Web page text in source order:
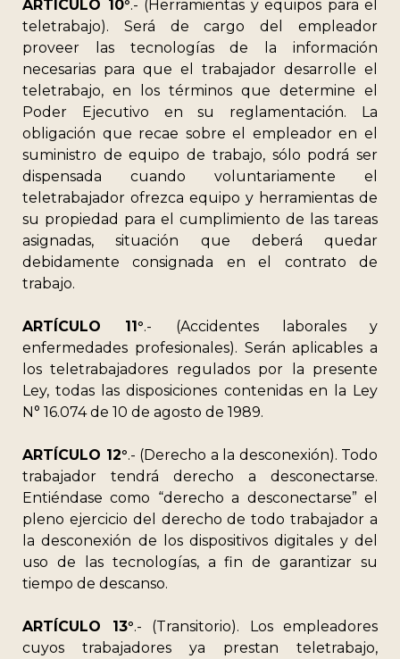
ARTÍCULO 10°.- (Herramientas y equipos para el
teletrabajo). Será de cargo del empleador
proveer las tecnologías de la información
necesarias para que el trabajador desarrolle el
teletrabajo, en los términos que determine el
Poder Ejecutivo en su reglamentación. La
obligación que recae sobre el empleador en el
suministro de equipo de trabajo, sólo podrá ser
dispensada cuando voluntariamente el
teletrabajador ofrezca equipo y herramientas de
su propiedad para el cumplimiento de las tareas
asignadas, situación que deberá quedar
debidamente consignada en el contrato de
trabajo.
ARTÍCULO 11°.- (Accidentes laborales y
enfermedades profesionales). Serán aplicables a
los teletrabajadores regulados por la presente
Ley, todas las disposiciones contenidas en la Ley
N° 16.074 de 10 de agosto de 1989.
ARTÍCULO 12°.- (Derecho a la desconexión). Todo
trabajador tendrá derecho a desconectarse.
Entiéndase como “derecho a desconectarse” el
pleno ejercicio del derecho de todo trabajador a
la desconexión de los dispositivos digitales y del
uso de las tecnologías, a fin de garantizar su
tiempo de descanso.
ARTÍCULO 13°.- (Transitorio). Los empleadores
cuyos trabajadores ya prestan teletrabajo,